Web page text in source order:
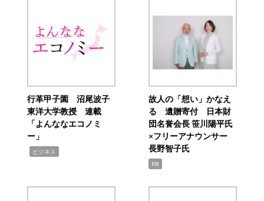
行革甲子園 沼尾波子
東洋大学教授 連載
「よんななエコノミ
ー」
ビジネス
故人の「想い」かなえ
る 遺贈寄付 日本財
団名誉会長 笹川陽平氏
×フリーアナウンサー
長野智子氏
PR